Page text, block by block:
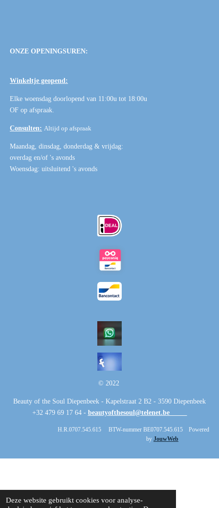
Deze website gebruikt cookies voor analyse-
ONZE OPENINGSUREN:
Winkeltje geopend:
Elke woensdag doorlopend van 11:00u tot 18:00u
OF op afspraak.
Consulten: Altijd op afspraak
Maandag, dinsdag, donderdag & vrijdag:
overdag en/of 's avonds
Woensdag: uitsluitend 's avonds
© 2022
Beauty of the Soul Diepenbeek - Kapelstraat 2 B2 - 3590 Diepenbeek
+32 479 69 17 64 - beautyofthesoul@telenet.be
H.R.0707.545.615 BTW-nummer BE0707.545.615 Powered
by JouwWeb